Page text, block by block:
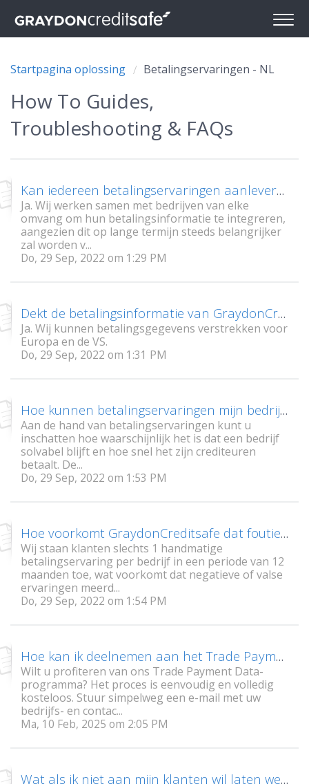
Startpagina oplossing Betalingservaringen - NL
How To Guides,
Troubleshooting & FAQs
Kan iedereen betalingservaringen aanleveren?
Ja. Wij werken samen met bedrijven van elke
omvang om hun betalingsinformatie te integreren,
aangezien dit op lange termijn steeds belangrijker
zal worden v...
Do, 29 Sep, 2022 om 1:29 PM
Dekt de betalingsinformatie van GraydonCreditsafe Europa?
Ja. Wij kunnen betalingsgegevens verstrekken voor
Europa en de VS.
Do, 29 Sep, 2022 om 1:31 PM
Hoe kunnen betalingservaringen mijn bedrijf helpen?
Aan de hand van betalingservaringen kunt u
inschatten hoe waarschijnlijk het is dat een bedrijf
solvabel blijft en hoe snel het zijn crediteuren
betaalt. De...
Do, 29 Sep, 2022 om 1:53 PM
Hoe voorkomt GraydonCreditsafe dat foutieve betalingservaringen worden toegevoegd?
Wij staan klanten slechts 1 handmatige
betalingservaring per bedrijf in een periode van 12
maanden toe, wat voorkomt dat negatieve of valse
ervaringen meerd...
Do, 29 Sep, 2022 om 1:54 PM
Hoe kan ik deelnemen aan het Trade Payment Data-programma en wat zijn de voordelen?
Wilt u profiteren van ons Trade Payment Data-
programma? Het proces is eenvoudig en volledig
kosteloos. Stuur simpelweg een e-mail met uw
bedrijfs- en contac...
Ma, 10 Feb, 2025 om 2:05 PM
Wat als ik niet aan mijn klanten wil laten weten dat ik hun betalingservaringen rapporteer?